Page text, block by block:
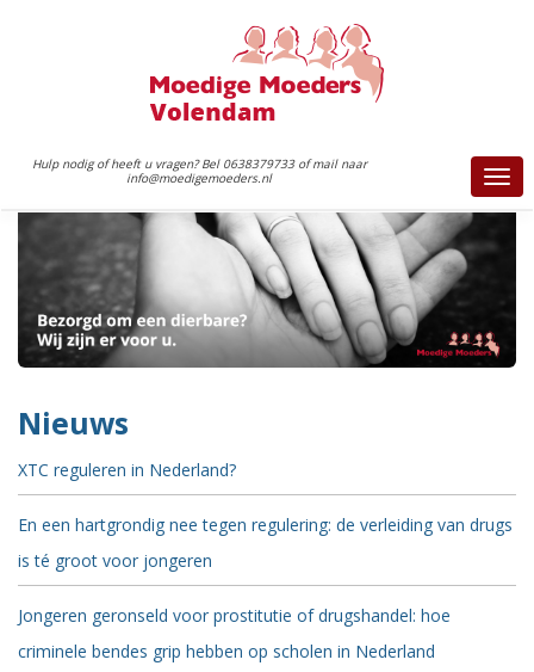
Hulp nodig of heeft u vragen? Bel 0638379733 of mail naar
info@moedigemoeders.nl
Nieuws
XTC reguleren in Nederland?
En een hartgrondig nee tegen regulering: de verleiding van drugs
is té groot voor jongeren
Jongeren geronseld voor prostitutie of drugshandel: hoe
criminele bendes grip hebben op scholen in Nederland